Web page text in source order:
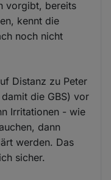
vorgibt, bereits
kennt die
noch nicht
Distanz zu Peter
die GBS) vor
Irritationen - wie
dann
werden. Das
sicher.